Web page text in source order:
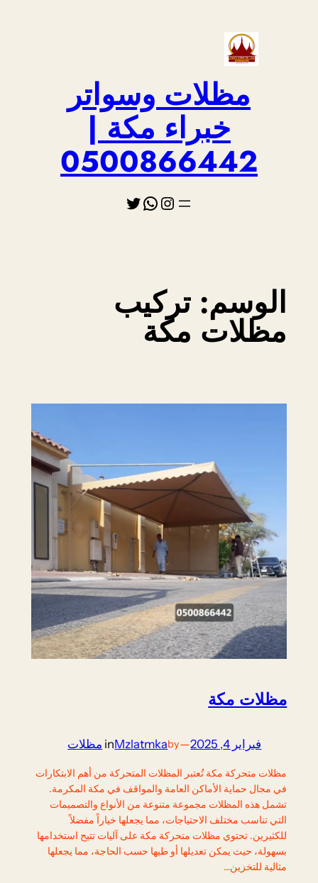
مظلات وسواتر
خبراء مكة |
0500866442
إنستجرام
واتساب
تويتر
الوسم: تركيب
مظلات مكة
مظلات مكة
فبراير 4, 2025 —
by
Mzlatmka
in مظلات
مظلات متحركة مكة تُعتبر المظلات المتحركة من أهم الابتكارات
في مجال حماية الأماكن العامة والمواقف في مكة المكرمة.
تشمل هذه المظلات مجموعة متنوعة من الأنواع والتصميمات
التي تناسب مختلف الاحتياجات، مما يجعلها خياراً مفضلاً
للكثيرين. تحتوي مظلات متحركة مكة على آليات تتيح استخدامها
بسهولة، حيث يمكن تعديلها أو طيها حسب الحاجة، مما يجعلها
مثالية للتخزين…